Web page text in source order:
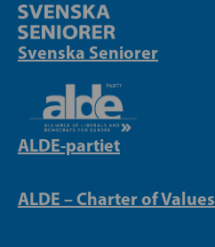
Svenska Seniorer
ALDE-partiet
ALDE – Charter of Values